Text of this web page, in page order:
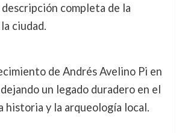
completa de la
ciudad.
de Andrés Avelino Pi en
un legado duradero en el
historia y la arqueología local.